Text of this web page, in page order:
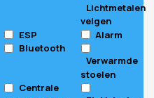
Lichtmetalen
velgen
ESP
Alarm
Bluetooth
Verwarmde
stoelen
Centrale